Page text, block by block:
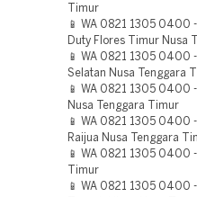
Timur
📱 WA 0821 1305 0400
Duty Flores Timur Nusa
📱 WA 0821 1305 0400
Selatan Nusa Tenggara
📱 WA 0821 1305 0400
Nusa Tenggara Timur
📱 WA 0821 1305 0400
Raijua Nusa Tenggara
📱 WA 0821 1305 0400
Timur
📱 WA 0821 1305 0400